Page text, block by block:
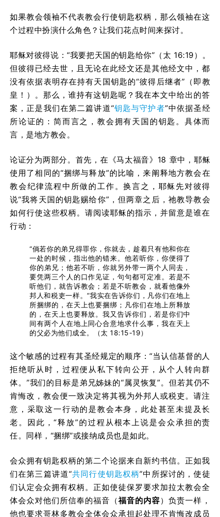
如果教会领袖不代表教会行使钥匙权柄，那么领袖在这
个过程中扮演什么角色？让我们花点时间来探讨。
耶稣对彼得说：“我要把天国的钥匙给你”（太 16:19）。
但彼得已经去世，且无论在此经文还是其他经文中，都
没有依据表明存在持有天国钥匙的“彼得后继者”（即教
皇！）。那么，谁持有这钥匙呢？我在本文中给出的答
案，正是我们在第二篇讲道“钥匙与守护者”中依据圣经
所论证的：简而言之，教会拥有天国的钥匙。具体而
言，是地方教会。
论证分为两部分。首先，在《马太福音》18 章中，耶稣
使用了相同的“捆绑与释放”的比喻，来阐释地方教会在
教会纪律流程中所做的工作。换言之，耶稣先对彼得
说“我将天国的钥匙赐给你”，但两章之后，祂教导教会
如何行使这些权柄。请阅读耶稣的指示，并留意是谁在
行动：
“倘若你的弟兄得罪你，你就去，趁着只有他和你在
一处的时候，指出他的错来。他若听你，你便得了
你的弟兄；他若不听，你就另外带一两个人同去，
要凭两三个人的口作见证，句句都可定准。若是不
听他们，就告诉教会；若是不听教会，就看他像外
邦人和税吏一样。“我实在告诉你们，凡你们在地上
所捆绑的，在天上也要捆绑；凡你们在地上所释放
的，在天上也要释放。我又告诉你们，若是你们中
间有两个人在地上同心合意地求什么事，我在天上
的父必为他们成全。（太 18:15-19）
这个敏感的过程有其圣经规定的顺序：“当认信基督的人
拒绝听从时，过程便从私下转向公开，从个人转向群
体。”我们的目标是弟兄姊妹的“属灵恢复”。但若其仍不
肯悔改，教会便一致决定将其视为外邦人或税吏。请注
意，采取这一行动的是教会本身，此处甚至未提及长
老。因此，“释放”的过程从根本上说是会众承担的责
任。同样，“捆绑”或接纳成员也是如此。
会众拥有钥匙权柄的第二个论据来自新约书信。正如我
们在第三篇讲道“共同行使钥匙权柄”中所探讨的，使徒
们认定会众拥有权柄。正如使徒保罗要求加拉太教会全
体会众对他们所信奉的福音（福音的内容）负责一样，
他也要求哥林多教会全体会众承担起处理不肯悔改成员